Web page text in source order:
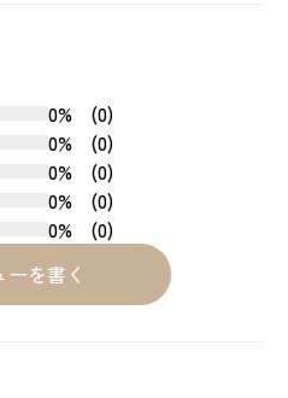
0%
(0)
0%
(0)
0%
(0)
0%
(0)
0%
(0)
ーを書く